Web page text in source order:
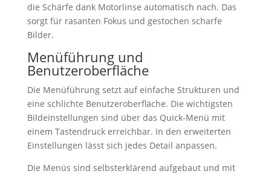
die Schärfe dank Motorlinse automatisch nach. Das
sorgt für rasanten Fokus und gestochen scharfe
Bilder.
Menüführung und
Benutzeroberfläche
Die Menüführung setzt auf einfache Strukturen und
eine schlichte Benutzeroberfläche. Die wichtigsten
Bildeinstellungen sind über das Quick-Menü mit
einem Tastendruck erreichbar. In den erweiterten
Einstellungen lässt sich jedes Detail anpassen.
Die Menüs sind selbsterklärend aufgebaut und mit